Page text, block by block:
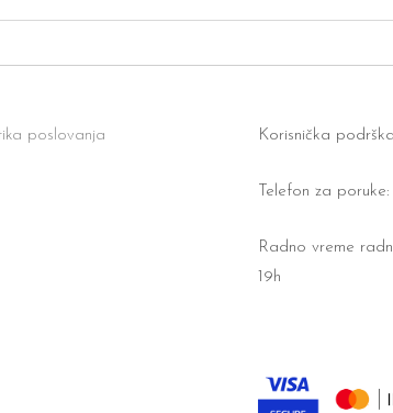
poslovanja Korisnička
Telefon za
Radno vreme
19h